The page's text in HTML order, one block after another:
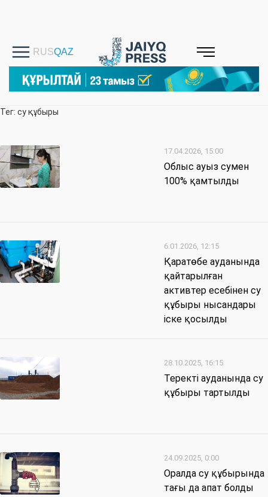
Тег: су құбыры
17.04.2026, 15:00
Облыс ауыз сумен
100% қамтылды
6.01.2026, 12:15
Қаратөбе ауданында
қайтарылған
активтер есебінен су
құбыры нысандары
іске қосылды
28.10.2025, 16:15
Теректі ауданында су
құбыры тартылды
24.09.2025, 0:00
Оралда су құбырында
тағы да апат болды